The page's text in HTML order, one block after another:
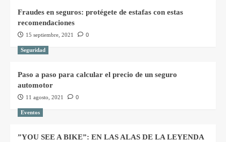
Fraudes en seguros: protégete de estafas con estas
recomendaciones
15 septiembre, 2021 0
Seguridad
Paso a paso para calcular el precio de un seguro
automotor
11 agosto, 2021 0
Eventos
”YOU SEE A BIKE”: EN LAS ALAS DE LA LEYENDA